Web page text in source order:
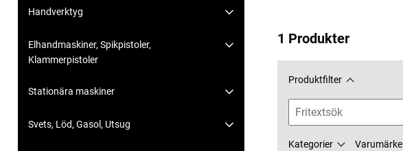
Handverktyg
Elhandmaskiner, Spikpistoler,
Klammerpistoler
Stationära maskiner
Svets, Löd, Gasol, Utsug
1 Produkter
Produktfilter
Kategorier Varumärke